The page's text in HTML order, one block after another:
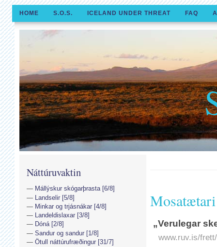
HOME S.O.S. ICELAND UNDER THREAT FAQ
Mosatætari
„Verulegar
www.ruv.is/
Náttúruvaktin
Mállýskur skógarþrasta [6/8]
Landselir [5/8]
Minkar og trjásnákar [4/8]
Landeldislaxar [3/8]
Dóná [2/8]
Sandur og sandur [1/8]
Ötull náttúrufræðingur [31/7]